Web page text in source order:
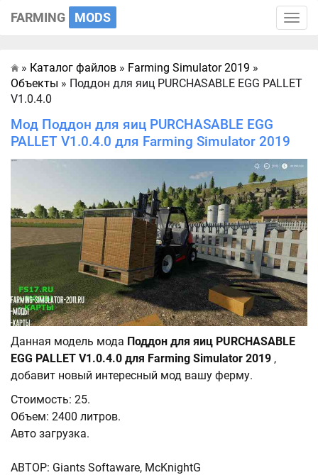
Toggle
FARMING MODS
Главная
» Каталог файлов » Farming Simulator 2019 »
Объекты » Поддон для яиц PURCHASABLE EGG PALLET
V1.0.4.0
Мод Поддон для яиц PURCHASABLE EGG
PALLET V1.0.4.0 для Farming Simulator 2019
Данная модель мода Поддон для яиц PURCHASABLE
EGG PALLET V1.0.4.0 для Farming Simulator 2019 ,
добавит новый интересный мод вашу ферму.
Стоимость: 25.
Объем: 2400 литров.
Авто загрузка.
АВТОР: Giants Softaware, McKnightG